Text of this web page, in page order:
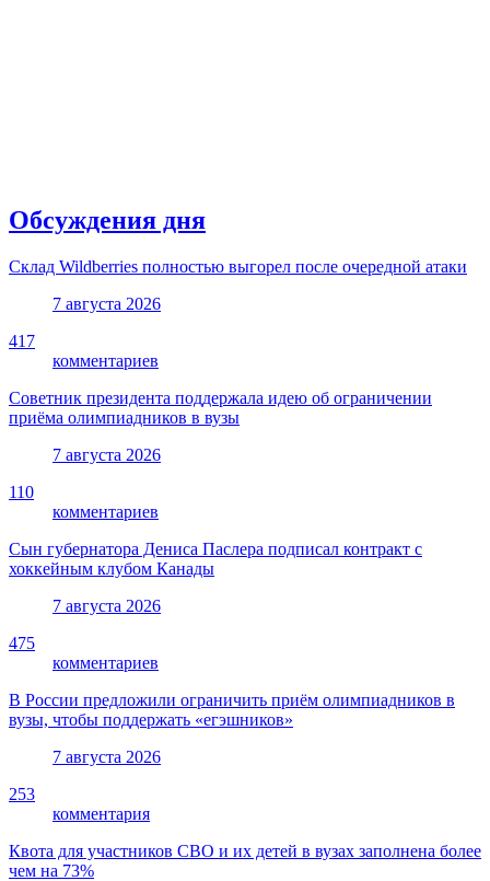
Обсуждения дня
Склад Wildberries полностью выгорел после очередной атаки
7 августа 2026
417
комментариев
Советник президента поддержала идею об ограничении
приёма олимпиадников в вузы
7 августа 2026
110
комментариев
Сын губернатора Дениса Паслера подписал контракт с
хоккейным клубом Канады
7 августа 2026
475
комментариев
В России предложили ограничить приём олимпиадников в
вузы, чтобы поддержать «егэшников»
7 августа 2026
253
комментария
Квота для участников СВО и их детей в вузах заполнена более
чем на 73%